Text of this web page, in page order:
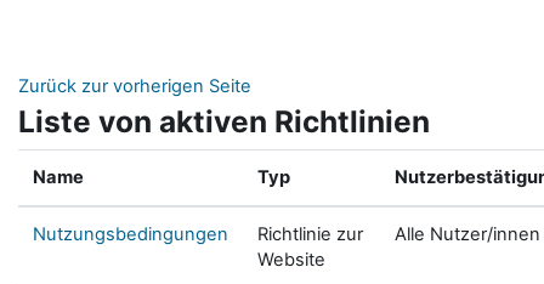
Zurück zur vorherigen Seite
Liste von aktiven Richtlinien
Name Typ
Nutzungsbedingungen
Richtlinie zur
Website
Alle Nutzer/innen